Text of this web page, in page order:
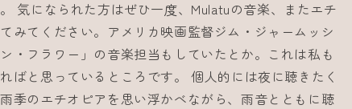
気になられた方はぜひ一度、Mulatuの音楽、またエチ
みてください。アメリカ映画監督ジム・ジャームッシ
・フラワー」の音楽担当もしていたとか。これは私も
ばと思っているところです。 個人的には夜に聴きたく
季のエチオピアを思い浮かべながら、雨音とともに聴